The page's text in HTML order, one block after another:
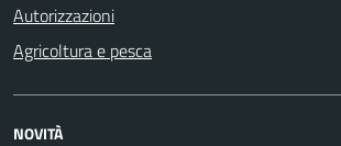
Autorizzazioni
Agricoltura e pesca
NOVITÀ